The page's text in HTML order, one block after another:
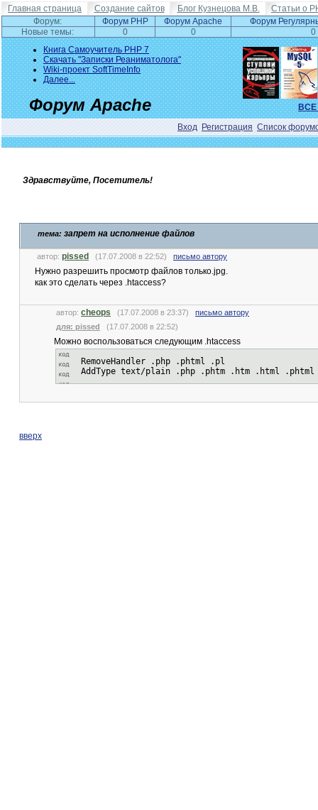
Главная страница Создание сайтов Блог Кузнецова М.В.
Статьи о
Форум:
Форум PHP Форум Apache
Форум
Новые темы:
0 0
0
Книга Самоучитель PHP 7
Скачать "Записки Реаниматолога"
Wiki-проект SoftTimeInfo
Далее...
Форум Apache
Вход Регистрация Список
Здравствуйте, Посетитель!
тема: запрет на исполнение файлов
автор: pissed (17.07.2008 в 22:52) письмо автору
Нужно разрешить просмотр файлов только.jpg.
как это сделать через .htaccess?
автор: cheops (17.07.2008 в 23:37) письмо автору
для: pissed (17.07.2008 в 22:52)
Можно воспользоваться следующим .htaccess
RemoveHandler .php .phtml .pl
AddType text/plain .php .phtm .htm .html
вверх